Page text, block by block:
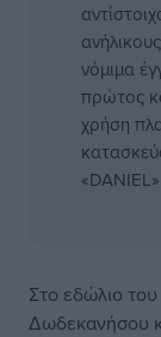
νόμιμα
πρώτος
χρήση
«DANIEL».
Στο εδώλιο
Δωδεκανήσου